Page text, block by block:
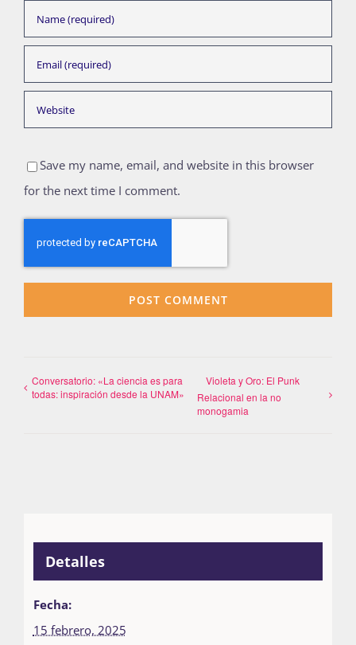
Save my name, email, and website in this browser
for the next time I comment.
Conversatorio: «La ciencia es para
todas: inspiración desde la UNAM»
Violeta y Oro: El Punk
Relacional en la no
monogamia
Detalles
Fecha:
15 febrero, 2025